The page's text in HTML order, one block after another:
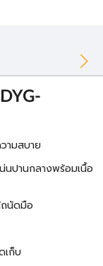
ามสบาย
นปานกลางพร้อมเนื้อ
ถนัดมือ
เก็บ